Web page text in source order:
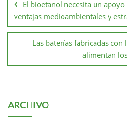
El bioetanol necesita un apoyo
ventajas medioambientales y
Las baterías fabricadas
alimentan
ARCHIVO